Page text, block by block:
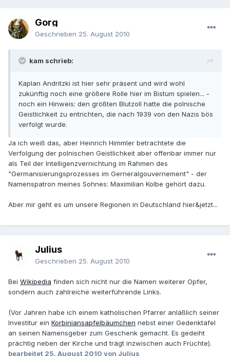
Gorg
Geschrieben 25. August 2010
kam schrieb:
Kaplan Andritzki ist hier sehr präsent und wird wohl
zukünftig noch eine größere Rolle hier im Bistum spielen... -
noch ein Hinweis: den größten Blutzoll hatte die polnische
Geistlichkeit zu entrichten, die nach 1939 von den Nazis bös
verfolgt wurde.
Ja ich weiß das, aber Heinrich Himmler betrachtete die
Verfolgung der polnischen Geistlichkeit aber offenbar immer nur
als Teil der Intelligenzvernichtung im Rahmen des
"Germanisierungsprozesses im Gerneralgouvernement" - der
Namenspatron meines Sohnes: Maximilian Kolbe gehört dazu.
Aber mir geht es um unsere Regionen in Deutschland hier&jetzt...
Julius
Geschrieben 25. August 2010
Bei Wikipedia finden sich nicht nur die Namen weiterer Opfer,
sondern auch zahlreiche weiterführende Links.
(Vor Jahren habe ich einem katholischen Pfarrer anläßlich seiner
Investitur ein Korbiniansapfelbäumchen nebst einer Gedenktafel
an seinen Namensgeber zum Geschenk gemacht. Es gedeiht
prächtig neben der Kirche und trägt inzwischen auch Früchte).
bearbeitet 25. August 2010 von Julius